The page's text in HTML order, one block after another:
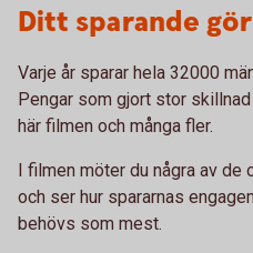
Ditt sparande
Varje år sparar hela 32000
Pengar som gjort stor
här filmen och många fler.
I filmen möter du några av
och ser hur spararnas
behövs som mest.